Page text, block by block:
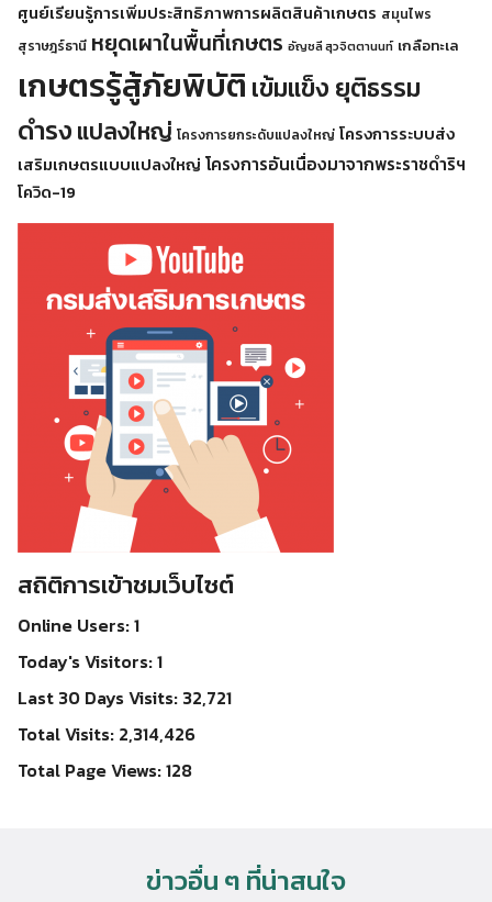
ศูนย์เรียนรู้การเพิ่มประสิทธิภาพการผลิตสินค้าเกษตร สมุนไพร
สุราษฎร์ธานี หยุดเผาในพื้นที่เกษตร อัญชลี สุวจิตตานนท์ เกลือทะเล
เกษตรรู้สู้ภัยพิบัติ เข้มแข็ง ยุติธรรม
ดำรงแปลงใหญ่ โครงการยกระดับแปลงใหญ่ โครงการระบบส่ง
เสริมเกษตรแบบแปลงใหญ่ โครงการอันเนื่องมาจากพระราชดำริฯ
โควิด-19
สถิติการเข้าชมเว็บไซต์
Online Users:1
Today's Visitors:1
Last 30 Days Visits: 32,721
Total Visits: 2,314,426
Total Page Views:128
ข่าวอื่น ๆ ที่น่าสนใจ